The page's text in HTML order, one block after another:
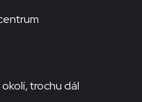
trochu dál